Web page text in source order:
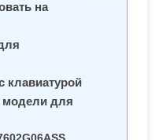
на
клавиатурой
модели для